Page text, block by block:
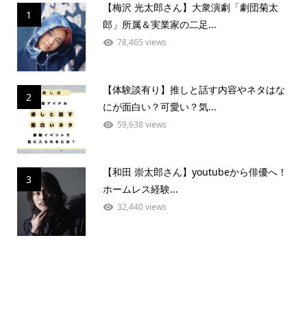
1
【梅沢 光太郎さん】大衆演劇「劇団菊太
郎」所属＆実業家の二足...
78,465 views
2
【体験談有り】推しと話す内容やネタはな
にが面白い？可愛い？気...
59,638 views
3
【和田 崇太郎さん】youtubeから俳優へ！
ホームレス経験...
32,440 views